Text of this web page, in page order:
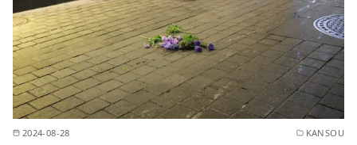
2024-08-28 KANSOU